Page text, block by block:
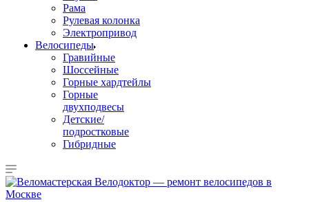
Рама
Рулевая колонка
Электропривод
Велосипеды
Гравийные
Шоссейные
Горные хардтейлы
Горные
двухподвесы
Детские/
подростковые
Гибридные